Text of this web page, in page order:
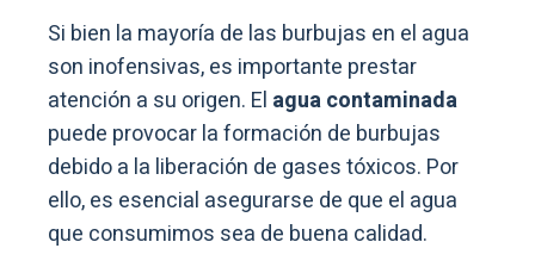
Si bien la mayoría de las burbujas en el agua
son inofensivas, es importante prestar
atención a su origen. El agua contaminada
puede provocar la formación de burbujas
debido a la liberación de gases tóxicos. Por
ello, es esencial asegurarse de que el agua
que consumimos sea de buena calidad.